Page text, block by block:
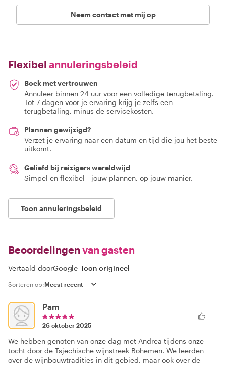
Neem contact met mij op
Flexibel annuleringsbeleid
Boek met vertrouwen
Annuleer binnen 24 uur voor een volledige terugbetaling.
Tot 7 dagen voor je ervaring krijg je zelfs een
terugbetaling, minus de servicekosten.
Plannen gewijzigd?
Verzet je ervaring naar een datum en tijd die jou het beste
uitkomt.
Geliefd bij reizigers wereldwijd
Simpel en flexibel - jouw plannen, op jouw manier.
Toon annuleringsbeleid
Beoordelingen van gasten
Vertaald doorGoogle-Toon origineel
Sorteren op:
Pam
26 oktober 2025
We hebben genoten van onze dag met Andrea tijdens onze
tocht door de Tsjechische wijnstreek Bohemen. We leerden
over de wijnbouwtradities in dit gebied, maar ook over de